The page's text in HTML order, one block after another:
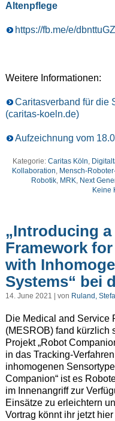
Altenpflege
https://fb.me/e/
Weitere Informationen:
Caritasverband für die
(caritas-koeln.de)
Aufzeichnung vom
Kategorie: Caritas Köln,
Kollaboration, Mensch-
Robotik, MRK, Next
Keine
„Introducing
Framework
with
Systems“ bei
14. June 2021 | von Ruland,
Die Medical and Service
(MESROB) fand kürzlich
Projekt „Robot
in das Tracking-
inhomogenen
Companion“ ist es
im Innenangriff zur
Einsätze zu erleichtern
Vortrag könnt ihr jetzt